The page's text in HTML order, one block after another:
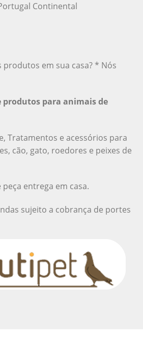
Continental
em sua casa? * Nós
produtos para animais de
Tratamentos e acessórios para
cão, gato, roedores e peixes de
entrega em casa.
sujeito a cobrança de portes